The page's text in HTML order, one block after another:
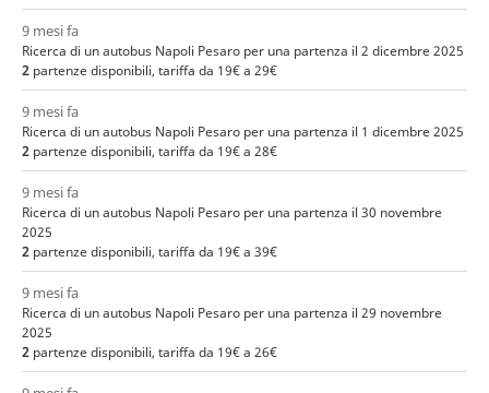
9 mesi fa
Ricerca di un autobus Napoli Pesaro per una partenza il 2 dicembre 2025
2 partenze disponibili, tariffa da 19€ a 29€
9 mesi fa
Ricerca di un autobus Napoli Pesaro per una partenza il 1 dicembre 2025
2 partenze disponibili, tariffa da 19€ a 28€
9 mesi fa
Ricerca di un autobus Napoli Pesaro per una partenza il 30 novembre
2025
2 partenze disponibili, tariffa da 19€ a 39€
9 mesi fa
Ricerca di un autobus Napoli Pesaro per una partenza il 29 novembre
2025
2 partenze disponibili, tariffa da 19€ a 26€